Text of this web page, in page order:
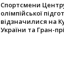
Спортсмени
олімпійської
відзначилися на
України та Гран-